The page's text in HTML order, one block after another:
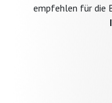
empfehlen für die